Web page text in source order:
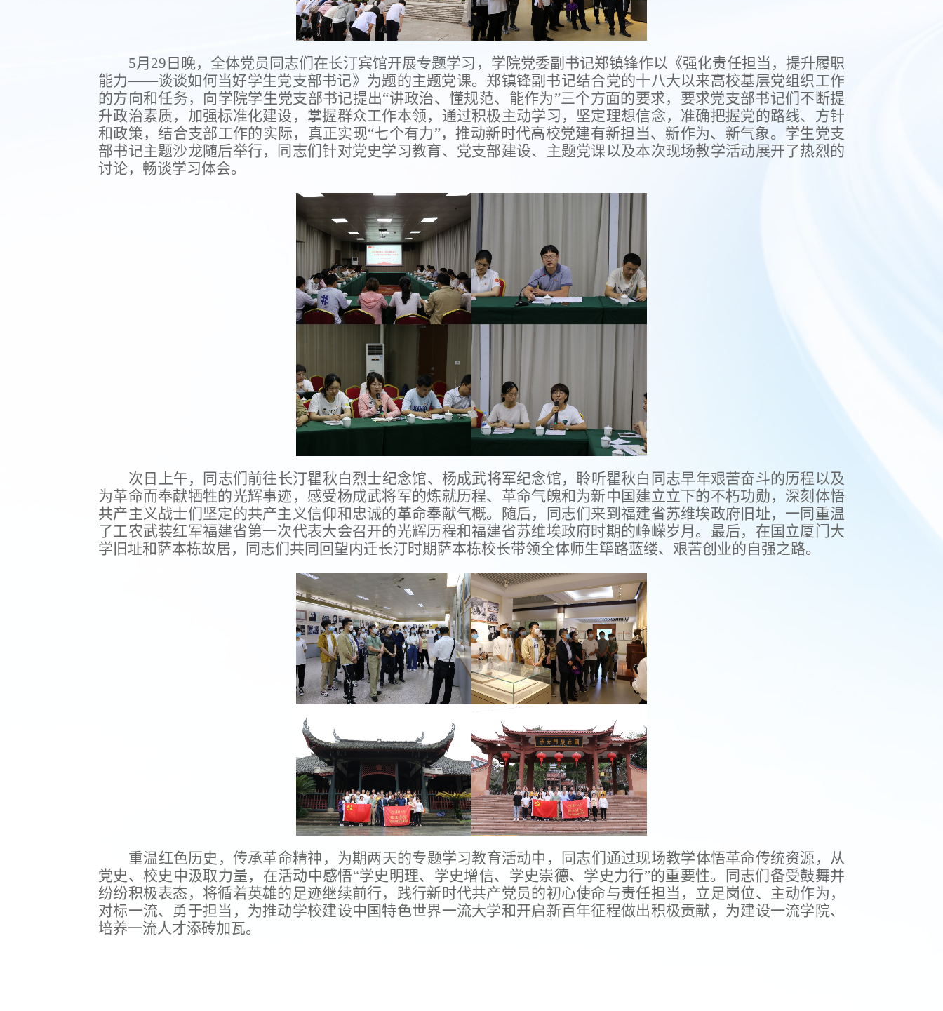
5月 29 日晚，全体党员同志们在长汀宾馆开展专题学习，学院党委副书记郑镇锋作以《强化责任担当，提升履职
能力——谈谈如何当好学生党支部书记》为题的主题党课。郑镇锋副书记结合党的十八大以来高校基层党组织工作
的方向和任务，向学院学生党支部书记提出“讲政治、懂规范、能作为”三个方面的要求，要求党支部书记们不断提
升政治素质，加强标准化建设，掌握群众工作本领， 通过积极主动学习，坚定理想信念，准确把握党的路线、方针
和政策，结合支部工作的实际，真正实现“七个有力”，推动新时代高校党建有新担当、新作为、新气象。 学生党支
部书记主题沙龙随后举行，同志们针对党史学习教育、党支部建设、主题党课以及本次现场教学活动展开了热烈的
讨论，畅谈学习体会。
次日上午，同志们前往长汀瞿秋白烈士纪念馆、杨成武将军纪念馆，聆听瞿秋白同志早年艰苦奋斗的历程以及
为革命而奉献牺牲的光辉事迹，感受杨成武将军的炼就历程、革命气魄和为新中国建立立下的不朽功勋，深刻体悟
共产主义战士们坚定的共产主义信仰和忠诚的革命奉献气概。随后，同志们来到福建省苏维埃政府旧址，一同重温
了工农武装红军福建省第一次代表大会召开的光辉历程和福建省苏维埃政府时期的峥嵘岁月。最后，在国立厦门大
学旧址和萨本栋故居，同志们共同回望内迁长汀时期萨本栋校长带领全体师生筚路蓝缕、艰苦创业的自强之路。
重温红色历史，传承革命精神，为期两天的专题学习教育活动中，同志们通过现场教学体悟革命传统资源，从
党史、校史中汲取力量，在活动中感悟“学史明理、学史增信、学史崇德、学史力行”的重要性。同志们备受鼓舞并
纷纷积极表态，将循着英雄的足迹继续前行，践行新时代共产党员的初心使命与责任担当，立足岗位、主动作为，
对标一流、勇于担当，为推动学校建设中国特色世界一流大学和开启新百年征程做出积极贡献，为建设一流学院、
培养一流人才添砖加瓦。